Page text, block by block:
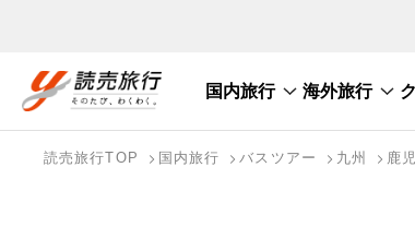
国内旅行 海外旅行
国内旅行ト
海外旅行ト
読売旅行TOP 国内旅行 バスツアー 九州 鹿